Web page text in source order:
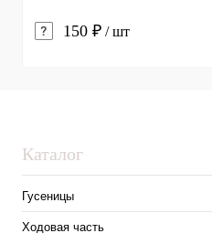
150 ₽ / шт
Каталог
Гусеницы
Ходовая часть